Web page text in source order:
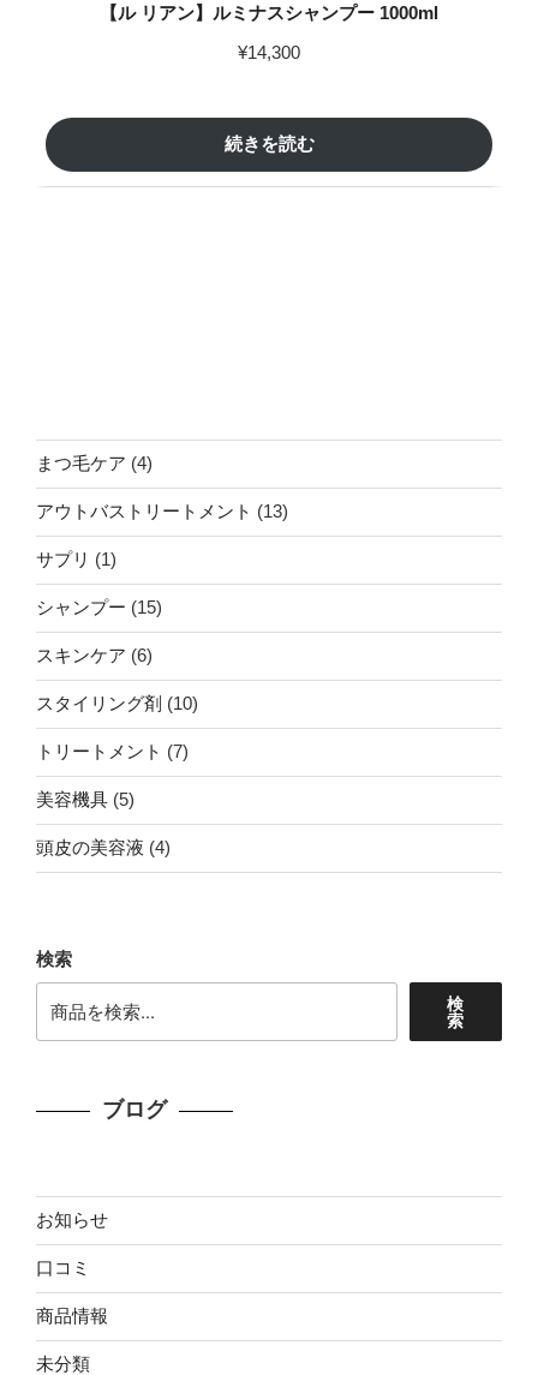
【ル リアン】ルミナスシャンプー 1000ml
¥14,300
続きを読む
まつ毛ケア 44
個
の
アウトバストリートメント 1313
個
サプリ 11
個
商
シャンプー 1515
個
商
スキンケア 66
個
の
商
スタイリング剤 1010
個
トリートメント 77
個
美容機具 55
個
の
頭皮の美容液 44
個
検索
検
索
ブログ
お知らせ
口コミ
商品情報
未分類